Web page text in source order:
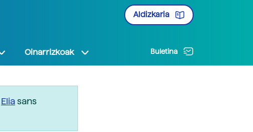
Aldizkaria
Oinarrizkoak Buletina
Eliasans